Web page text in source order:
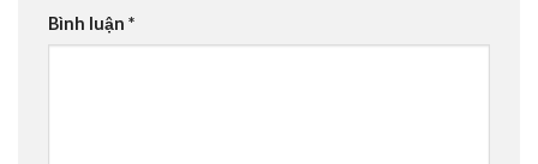
Bình luận *